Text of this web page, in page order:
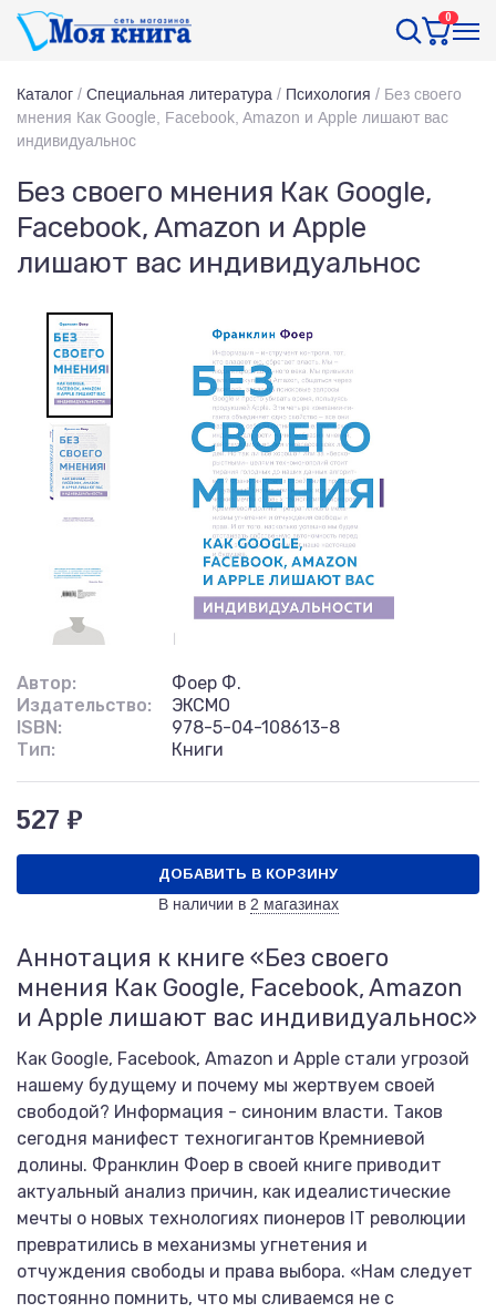
0
Каталог / Специальная литература / Психология / Без своего
мнения Как Google, Facebook, Amazon и Apple лишают вас
индивидуальнос
Без своего мнения Как Google,
Facebook, Amazon и Apple
лишают вас индивидуальнос
Автор:
Фоер Ф.
Издательство:
ЭКСМО
ISBN:
978-5-04-108613-8
Тип:
Книги
527 ₽
ДОБАВИТЬ В КОРЗИНУ
В наличии в 2 магазинах
Аннотация к книге «Без своего
мнения Как Google, Facebook, Amazon
и Apple лишают вас индивидуальнос»
Как Google, Facebook, Amazon и Apple стали угрозой
нашему будущему и почему мы жертвуем своей
свободой? Информация - синоним власти. Таков
сегодня манифест техногигантов Кремниевой
долины. Франклин Фоер в своей книге приводит
актуальный анализ причин, как идеалистические
мечты о новых технологиях пионеров IT революции
превратились в механизмы угнетения и
отчуждения свободы и права выбора. «Нам следует
постоянно помнить, что мы сливаемся не с